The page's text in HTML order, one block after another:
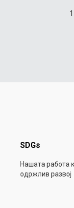
1
SDGs
Нашата работа
одржлив развој